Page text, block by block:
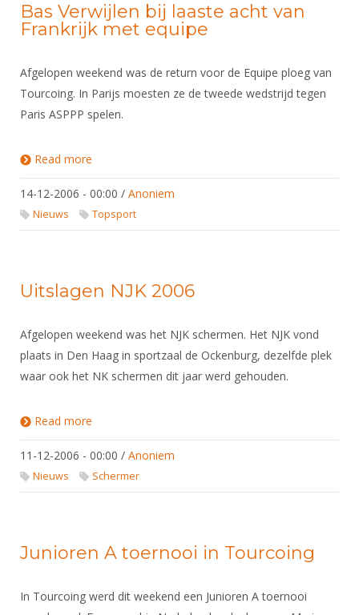
Bas Verwijlen bij laaste acht van
Frankrijk met equipe
Afgelopen weekend was de return voor de Equipe ploeg van
Tourcoing. In Parijs moesten ze de tweede wedstrijd tegen
Paris ASPPP spelen.
Read more
14-12-2006 - 00:00 / Anoniem
Nieuws Topsport
Uitslagen NJK 2006
Afgelopen weekend was het NJK schermen. Het NJK vond
plaats in Den Haag in sportzaal de Ockenburg, dezelfde plek
waar ook het NK schermen dit jaar werd gehouden.
Read more
11-12-2006 - 00:00 / Anoniem
Nieuws Schermer
Junioren A toernooi in Tourcoing
In Tourcoing werd dit weekend een Junioren A toernooi